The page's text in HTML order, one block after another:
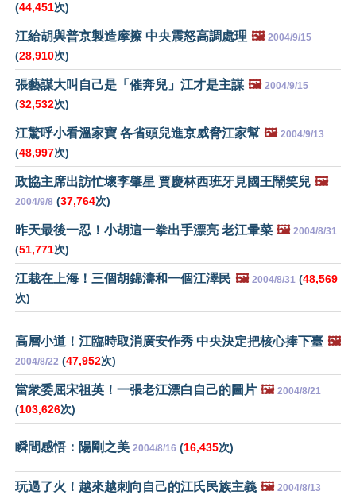
(44,451次)
江給胡與普京製造摩擦 中央震怒高調處理 🖼️ 2004/9/15
(28,910次)
張藝謀大叫自己是「催奔兒」江才是主謀 🖼️ 2004/9/15
(32,532次)
江驚呼小看溫家寶 各省頭兒進京威脅江家幫 🖼️ 2004/9/13
(48,997次)
政協主席出訪忙壞李肇星 賈慶林西班牙見國王鬧笑兒 🖼️
2004/9/8 (37,764次)
昨天最後一忍！小胡這一拳出手漂亮 老江暈菜 🖼️ 2004/8/31
(51,771次)
江栽在上海！三個胡錦濤和一個江澤民 🖼️ 2004/8/31 (48,569
次)
高層小道！江臨時取消廣安作秀 中央決定把核心捧下臺 🖼️
2004/8/22 (47,952次)
當衆委屈宋祖英！一張老江漂白自己的圖片 🖼️ 2004/8/21
(103,626次)
瞬間感悟：陽剛之美 2004/8/16 (16,435次)
玩過了火！越來越刺向自己的江氏民族主義 🖼️ 2004/8/13